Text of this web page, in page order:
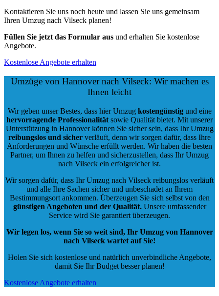
Kontaktieren Sie uns noch heute und lassen Sie uns gemeinsam
Ihren Umzug nach Vilseck planen!
Füllen Sie jetzt das Formular aus und erhalten Sie kostenlose
Angebote.
Kostenlose Angebote erhalten
Umzüge von Hannover nach Vilseck: Wir machen es
Ihnen leicht
Wir geben unser Bestes, dass hier Umzug kostengünstigund eine
hervorragende Professionalität sowie Qualität bietet. Mit unserer
Unterstützung in Hannover können Sie sicher sein, dass Ihr Umzug
reibungslos und sicher verläuft, denn wir sorgen dafür, dass Ihre
Anforderungen und Wünsche erfüllt werden. Wir haben die besten
Partner, um Ihnen zu helfen und sicherzustellen, dass Ihr Umzug
nach Vilseck ein erfolgreicher ist.
Wir sorgen dafür, dass Ihr Umzug nach Vilseck reibungslos verläuft
und alle Ihre Sachen sicher und unbeschadet an Ihrem
Bestimmungsort ankommen. Überzeugen Sie sich selbst von den
günstigen Angeboten und der Qualität.Unsere umfassender
Service wird Sie garantiert überzeugen.
Wir legen los, wenn Sie so weit sind, Ihr Umzug von Hannover
nach Vilseck wartet auf Sie!
Holen Sie sich kostenlose und natürlich unverbindliche Angebote,
damit Sie Ihr Budget besser planen!
Kostenlose Angebote erhalten